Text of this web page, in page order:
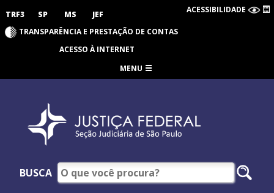
TRF3 SP MS JEF ACESSIBILIDADE
TRANSPARÊNCIA E PRESTAÇÃO DE CONTAS
ACESSO À INTERNET
MENU
BUSCA